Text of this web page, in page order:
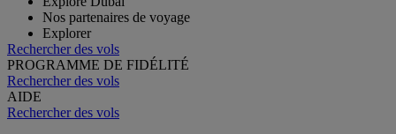
Nos partenaires de voyage
Explorer
Rechercher des vols
PROGRAMME DE FIDÉLITÉ
Rechercher des vols
AIDE
Rechercher des vols